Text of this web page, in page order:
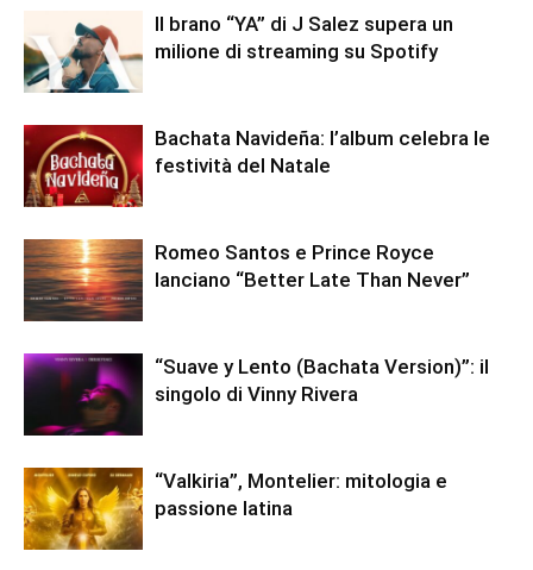
Il brano “YA” di J Salez supera un
milione di streaming su Spotify
Bachata Navideña: l’album celebra le
festività del Natale
Romeo Santos e Prince Royce
lanciano “Better Late Than Never”
“Suave y Lento (Bachata Version)”: il
singolo di Vinny Rivera
“Valkiria”, Montelier: mitologia e
passione latina